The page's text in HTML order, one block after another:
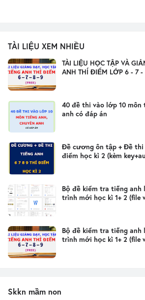
TÀI LIỆU XEM NHIỀU
TÀI LIỆU HỌC TẬP VÀ
ANH THÍ ĐIỂM LỚP 6 - 7 -
40 đề thi vào lớp 10 môn
anh có đáp án
Đề cương ôn tập + Đề
điểm học kì 2 (kèm
Bộ đề kiểm tra tiếng anh
trình mới học kì 1+ 2 (file
Bộ đề kiểm tra tiếng anh
trình mới học kì 1+ 2 (file
Skkn mầm non